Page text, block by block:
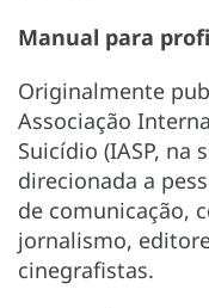
Manual para
Originalmente
Associação
Suicídio (IASP, na
direcionada a
de comunicação,
jornalismo,
cinegrafistas.